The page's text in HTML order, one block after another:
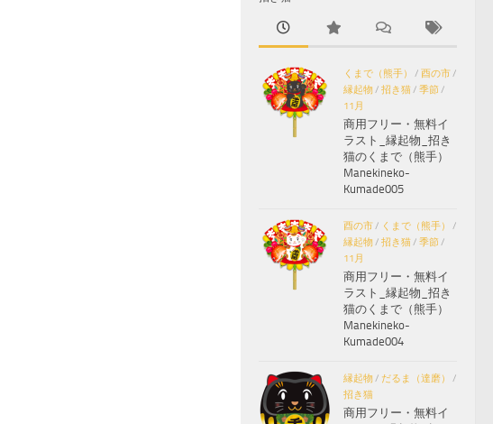
くまで（熊手） / 酉の市/
縁起物/ 招き猫/ 季節/
11月
商用フリー・無料イ
ラスト_縁起物_招き
猫のくまで（熊手）
Manekineko-
Kumade005
酉の市/ くまで（熊手）
/
縁起物/ 招き猫/ 季節/
11月
商用フリー・無料イ
ラスト_縁起物_招き
猫のくまで（熊手）
Manekineko-
Kumade004
縁起物/ だるま（達磨）
/
招き猫
商用フリー・無料イ